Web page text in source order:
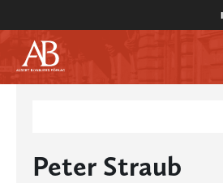
Peter Straub